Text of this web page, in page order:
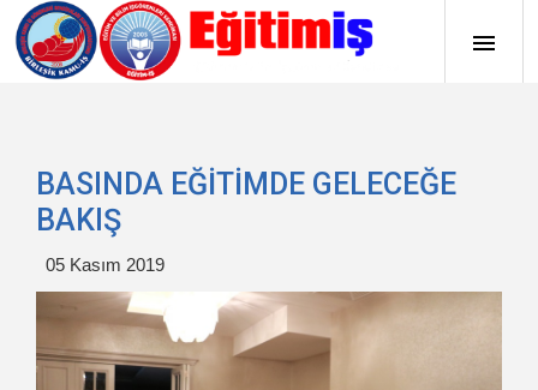
BASINDA EĞİTİMDE GELECEĞE
BAKIŞ
05 Kasım 2019